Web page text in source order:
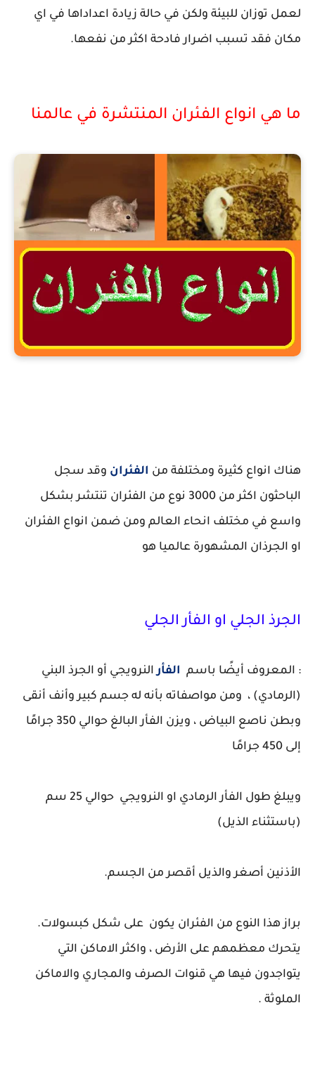
لعمل توزان للبيئة ولكن في حالة زيادة اعداداها في اي
مكان فقد تسبب اضرار فادحة اكثر من نفعها.
ما هي انواع الفئران المنتشرة في عالمنا
هناك انواع كثيرة ومختلفة من الفئران وقد سجل
الباحثون اكثر من 3000 نوع من الفئران تنتشر بشكل
واسع في مختلف انحاء العالم ومن ضمن انواع الفئران
او الجرذان المشهورة عالميا هو
الجرذ الجلي او الفأر الجلي
: المعروف أيضًا باسم الفأرالنرويجي أو الجرذ البني
(الرمادي) ، ومن مواصفاته بأنه له جسم كبير وأنف أنقى
وبطن ناصع البياض ، ويزن الفأر البالغ حوالي 350 جرامًا
إلى 450 جرامًا
ويبلغ طول الفأر الرمادي او النرويجي حوالي 25 سم
(باستثناء الذيل)
الأذنين أصغر والذيل أقصر من الجسم.
براز هذا النوع من الفئران يكون على شكل كبسولات.
يتحرك معظمهم على الأرض ، واكثر الاماكن التي
يتواجدون فيها هي قنوات الصرف والمجاري والاماكن
الملوثة .